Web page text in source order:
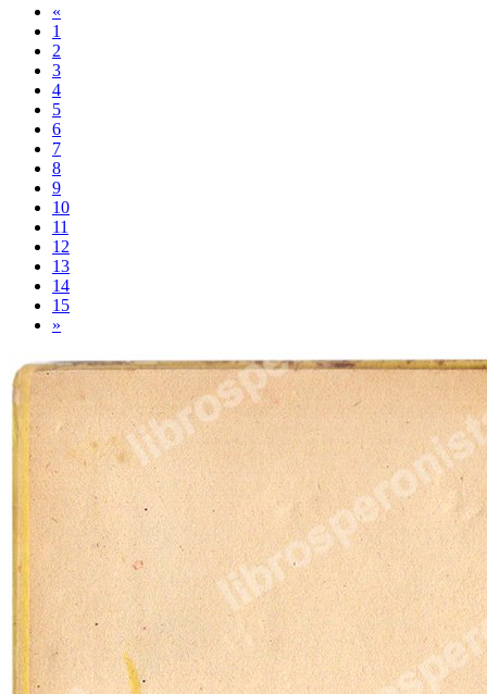
«
1
2
3
4
5
6
7
8
9
10
11
12
13
14
15
»